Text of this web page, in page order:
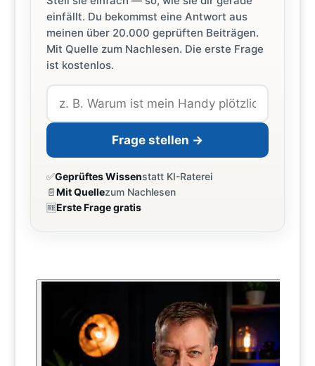
einfällt. Du bekommst eine Antwort aus
meinen über 20.000 geprüften Beiträgen.
Mit Quelle zum Nachlesen. Die erste Frage
ist kostenlos.
Frage stellen →
✅Geprüftes Wissenstatt KI-Raterei
📄Mit Quellezum Nachlesen
🆓Erste Frage gratis